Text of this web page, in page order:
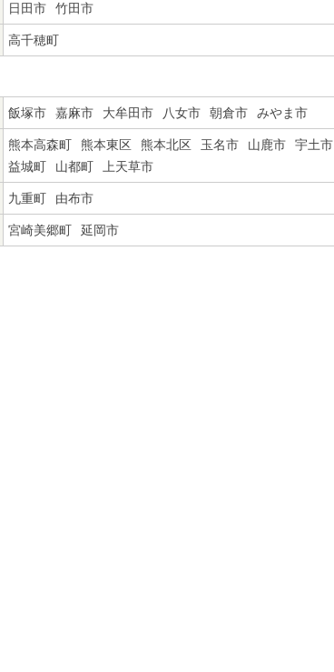
日田市 竹田市
高千穂町
飯塚市 嘉麻市 大牟田市 八女市 朝倉市 みやま市
熊本高森町 熊本東区 熊本北区 玉名市 山鹿市 宇土市
益城町
山都町 上天草市
九重町 由布市
宮崎美郷町 延岡市